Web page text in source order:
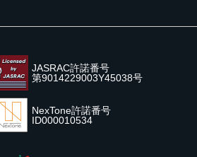
JASRAC許諾番号
第9014229003Y45038号
NexTone許諾番号
ID000010534